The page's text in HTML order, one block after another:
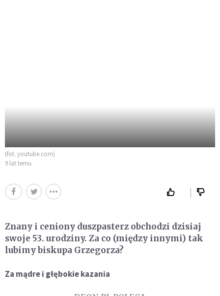
(fot. youtube.com)
9 lat temu
Znany i ceniony duszpasterz obchodzi dzisiaj
swoje 53. urodziny. Za co (między innymi) tak
lubimy biskupa Grzegorza?
Za mądre i głębokie kazania